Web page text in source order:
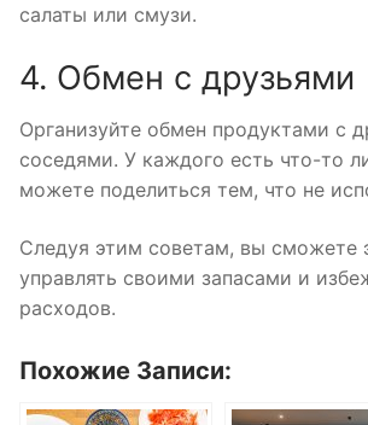
салаты или смузи.
4. Обмен с друзьями
Организуйте обмен продуктами с
соседями. У каждого есть что-то
можете поделиться тем, что не
Следуя этим советам, вы сможете
управлять своими запасами и
расходов.
Похожие Записи: